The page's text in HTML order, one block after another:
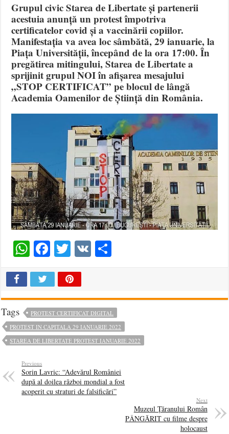
Grupul civic Starea de Libertate și partenerii
acestuia anunță un protest împotriva
certificatelor covid și a vaccinării copiilor.
Manifestația va avea loc sâmbătă, 29 ianuarie, la
Piața Universității, începând de la ora 17:00. În
pregătirea mitingului, Starea de Libertate a
sprijinit grupul NOI în afișarea mesajului
„STOP CERTIFICAT” pe blocul de lângă
Academia Oamenilor de Știință din România.
WhatsApp
Facebook
Twitter
VK
Tags
PROTEST CERTIFICAT DIGITAL
PROTEST IN CAPITALA 29 IANUARIE 2022
STAREA DE LIBERTATE PROTEST IANUARIE 2022
Previous
Sorin Lavric: “Adevărul României
după al doilea război mondial a fost
acoperit cu straturi de falsificări”
Next
Muzeul Țăranului Român
PÂNGĂRIT cu filme despre
holocaust